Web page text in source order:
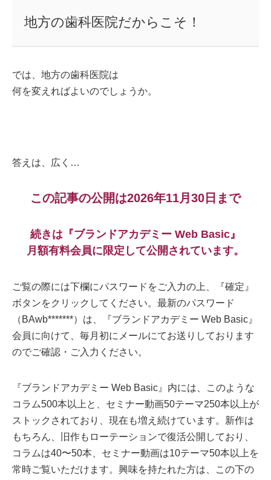
地方の歯科医院だからこそ！
では、地方の歯科医院は
何を変えればよいのでしょうか。
答えは、広く…
この記事の公開は2026年11月30日まで
続きは『ブランドアカデミー Web Basic』
月額有料会員に限定して公開されています。
ご覧の際には下欄にパスワードをご入力の上、『確定』
ボタンをクリックしてください。最新のパスワード
（BAwb*******）は、『ブランドアカデミー Web Basic』
会員に向けて、毎月初にメールにてお送りしております
のでご確認・ご入力ください。
『ブランドアカデミー Web Basic』内には、このような
コラム500本以上と、セミナー動画50テーマ250本以上が
ストックされており、現在も増え続けています。新作は
もちろん、旧作もローテーションで復活公開しており、
コラムは40〜50本、セミナー動画は10テーマ50本以上を
常時ご覧いただけます。興味を持たれた方は、この下の